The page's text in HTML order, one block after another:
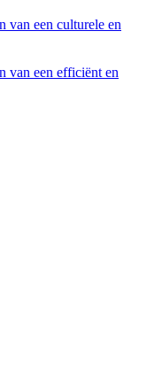
van een culturele en
van een efficiënt en